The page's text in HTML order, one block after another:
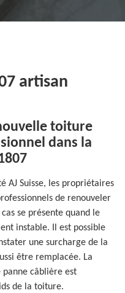
artisan
toiture
dans la
AJ Suisse, les propriétaires
de renouveler
se présente quand le
instable. Il est possible
une surcharge de la
être remplacée. La
panne câblière est
de la toiture.